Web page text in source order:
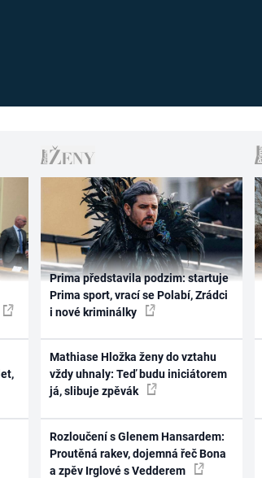
Prima představila podzim: startuje
Prima sport, vrací se Polabí, Zrádci
i nové kriminálky
Mathiase Hložka ženy do vztahu
vždy uhnaly: Teď budu iniciátorem
já, slibuje zpěvák
Rozloučení s Glenem Hansardem:
Proutěná rakev, dojemná řeč Bona
a zpěv Irglové s Vedderem